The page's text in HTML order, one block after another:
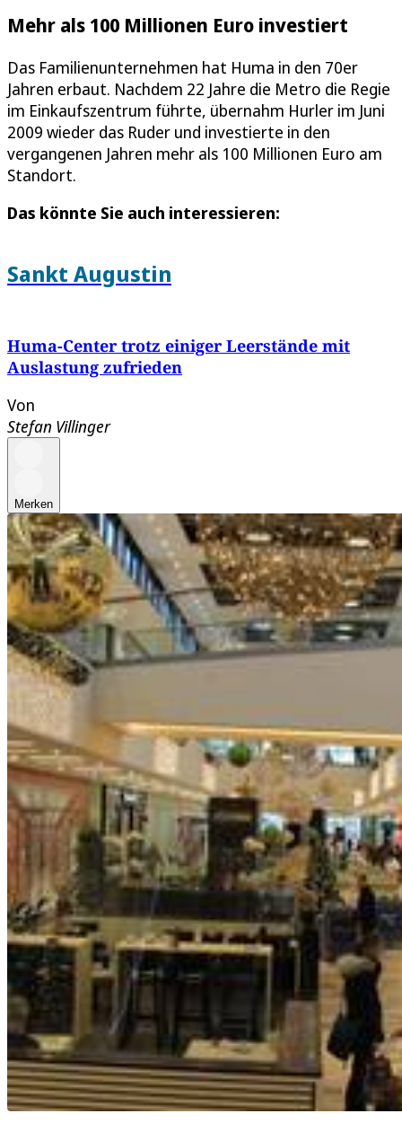
Mehr als 100 Millionen Euro investiert
Das Familienunternehmen hat Huma in den 70er
Jahren erbaut. Nachdem 22 Jahre die Metro die Regie
im Einkaufszentrum führte, übernahm Hurler im Juni
2009 wieder das Ruder und investierte in den
vergangenen Jahren mehr als 100 Millionen Euro am
Standort.
Das könnte Sie auch interessieren:
Sankt Augustin
Huma-Center trotz einiger Leerstände mit
Auslastung zufrieden
Von
Stefan Villinger
Merken